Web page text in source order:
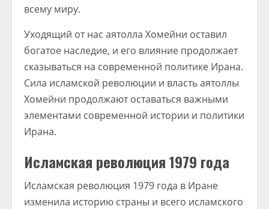
всему миру.
Уходящий от нас аятолла Хомейни оставил
богатое наследие, и его влияние продолжает
сказываться на современной политике Ирана.
Сила исламской революции и власть аятоллы
Хомейни продолжают оставаться важными
элементами современной истории и политики
Ирана.
Исламская революция 1979 года
Исламская революция 1979 года в Иране
изменила историю страны и всего исламского